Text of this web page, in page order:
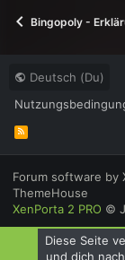
Bingopoly -
Deutsch (Du)
R
S
Forum software by
ThemeHouse
XenPorta 2 PRO ©
Diese Seite
und dich